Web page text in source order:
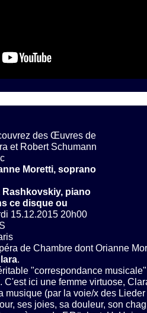
des Œuvres de
et Robert Schumann
Moretti, soprano
Rashkovskiy, piano
ce disque ou
15.12.2015 20h00
de Chambre dont Orianne
.
"correspondance
C'est ici une femme virtuose,
musique (par la voie/x des
ses joies, sa douleur, son